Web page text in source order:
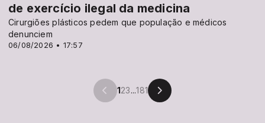
06/08/2026 • 17:57
de exercício ilegal da medicina
Cirurgiões plásticos pedem que população e médicos
denunciem
123...181